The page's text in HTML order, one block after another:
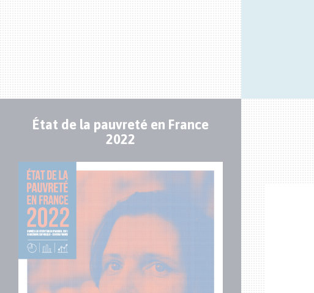
Publication
État de la pauvreté en France
2022
Visuel
de
couverture